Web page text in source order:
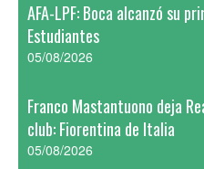
AFA-LPF: Boca alcanzó su
Estudiantes
05/08/2026
Franco Mastantuono deja
club: Fiorentina de Italia
05/08/2026